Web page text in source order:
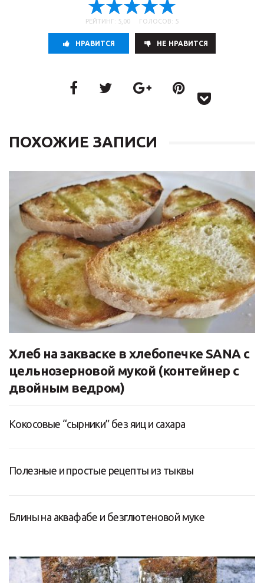
РЕЙТИНГ: 5,00 ГОЛОСОВ: 5
НРАВИТСЯ НE НРАВИТСЯ
ПОХОЖИЕ ЗАПИСИ
Хлеб на закваске в хлебопечке SANA с
цельнозерновой мукой (контейнер с
двойным ведром)
Кокосовые “сырники” без яиц и сахара
Полезные и простые рецепты из тыквы
Блины на аквафабе и безглютеновой муке